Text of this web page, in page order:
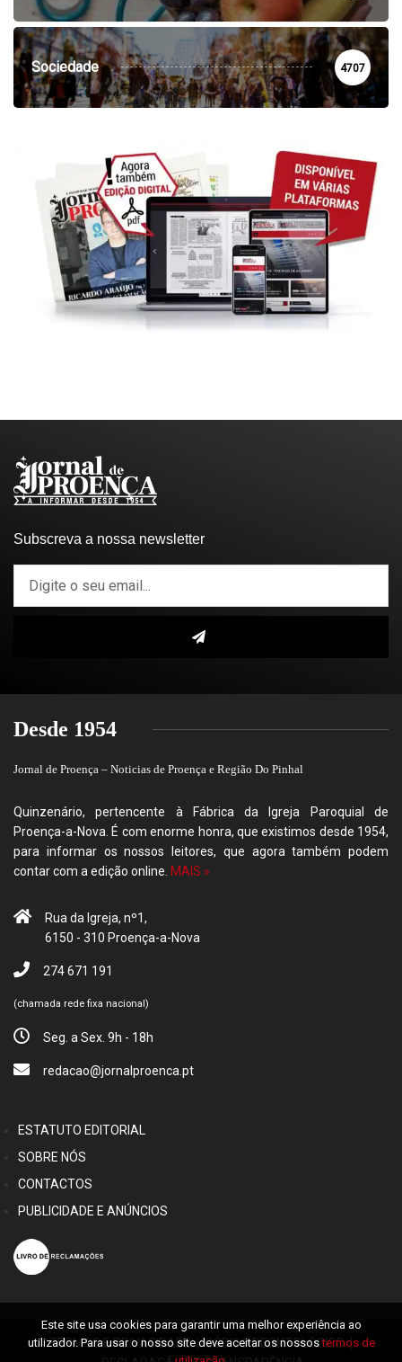
Sociedade 4707
Subscreva a nossa newsletter
Desde 1954
Jornal de Proença – Noticias de Proença e Região Do Pinhal
Quinzenário, pertencente à Fábrica da Igreja Paroquial de
Proença-a-Nova. É com enorme honra, que existimos desde 1954,
para informar os nossos leitores, que agora também podem
contar com a edição online. MAIS »
Rua da Igreja, nº1,
6150 - 310 Proença-a-Nova
274 671 191
(chamada rede fixa nacional)
Seg. a Sex. 9h - 18h
redacao@jornalproenca.pt
ESTATUTO EDITORIAL
SOBRE NÓS
CONTACTOS
PUBLICIDADE E ANÚNCIOS
TERMOS E PRIVACIDADE|CÓDIGO DEONTOLÓGICO|
Este site usa cookies para garantir uma melhor experiência ao
utilizador. Para usar o nosso site deve aceitar os nossostermos de